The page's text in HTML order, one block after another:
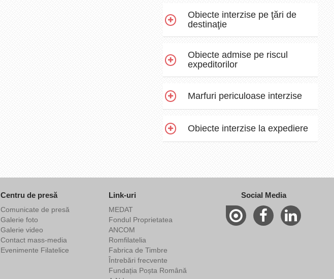
Obiecte interzise pe ţări de
destinaţie
Obiecte admise pe riscul
expeditorilor
Marfuri periculoase interzise
Obiecte interzise la expediere
Centru de presă
Comunicate de presă
Galerie foto
Galerie video
Contact mass-media
Evenimente Filatelice
Link-uri
MEDAT
Fondul Proprietatea
ANCOM
Romfilatelia
Fabrica de Timbre
Întrebări frecvente
Fundația Poșta Română
Social Media